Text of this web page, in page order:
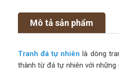
Mô tả sản phẩm
Tranh đá tự nhiên là dòng
thành từ đá tự nhiên với